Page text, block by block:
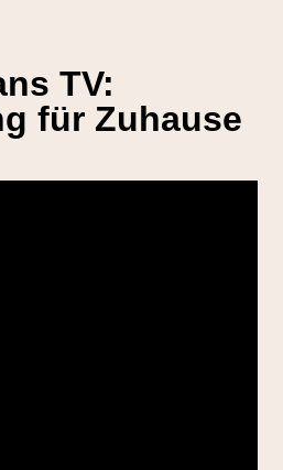
TV:
für Zuhause